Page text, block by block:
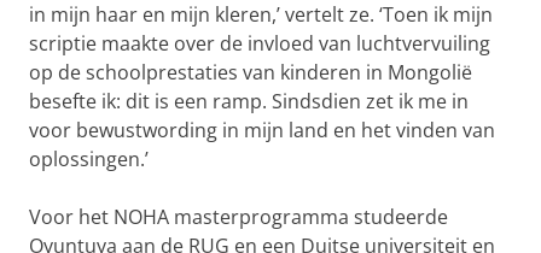
in mijn haar en mijn kleren,’ vertelt ze. ‘Toen ik mijn
scriptie maakte over de invloed van luchtvervuiling
op de schoolprestaties van kinderen in Mongolië
besefte ik: dit is een ramp. Sindsdien zet ik me in
voor bewustwording in mijn land en het vinden van
oplossingen.’
Voor het NOHA masterprogramma studeerde
Oyuntuya aan de RUG en een Duitse universiteit en